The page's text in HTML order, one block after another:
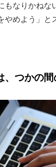
もなりかねな
やめよう」と
、つかの間